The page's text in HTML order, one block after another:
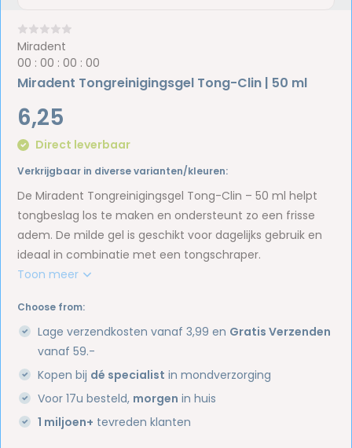
Miradent
00 :00 :00 :00
Miradent Tongreinigingsgel Tong-Clin | 50 ml
6,25
Direct leverbaar
Verkrijgbaar in diverse varianten/kleuren:
De Miradent Tongreinigingsgel Tong-Clin – 50 ml helpt
tongbeslag los te maken en ondersteunt zo een frisse
adem. De milde gel is geschikt voor dagelijks gebruik en
ideaal in combinatie met een tongschraper.
Toon meer
Choose from:
Lage verzendkosten vanaf 3,99 en Gratis Verzenden
vanaf 59.-
Kopen bij dé specialist in mondverzorging
Voor 17u besteld, morgen in huis
1 miljoen+ tevreden klanten